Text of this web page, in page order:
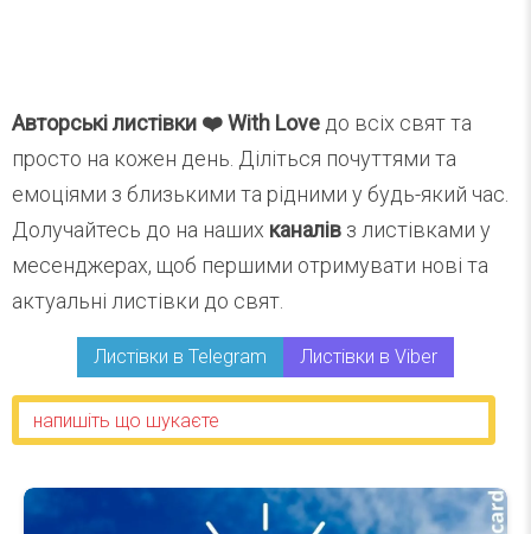
Авторські листівки ❤️ With Love до всіх свят та
просто на кожен день. Діліться почуттями та
емоціями з близькими та рідними у будь-який час.
Долучайтесь до на наших каналів з листівками у
месенджерах, щоб першими отримувати нові та
актуальні листівки до свят.
Листівки в Telegram Листівки в Viber